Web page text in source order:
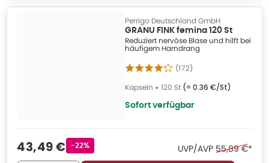
Perrigo Deutschland GmbH
GRANU FINK femina 120 St
Reduziert nervöse Blase und hilft bei
häufigem Harndrang
(172)
Kapseln • 120 St (= 0.36 €/St)
Sofort verfügbar
Verkaufspreis
43,49 € Rabattstempel
-22% UVP/AVP Ehemaliger
55,89 €*